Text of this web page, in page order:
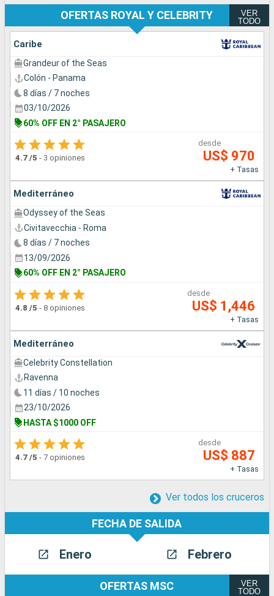
OFERTAS ROYAL Y CELEBRITY
VER
TODO
Caribe
Grandeur of the Seas
Colón - Panama
8 días / 7 noches
03/10/2026
60% OFF EN 2° PASAJERO
4.7 /5 - 3 opiniones
desde
US$ 970
+ Tasas
Mediterráneo
Odyssey of the Seas
Civitavecchia - Roma
8 días / 7 noches
13/09/2026
60% OFF EN 2° PASAJERO
4.8 /5 - 8 opiniones
desde
US$ 1,446
+ Tasas
Mediterráneo
Celebrity Constellation
Ravenna
11 días / 10 noches
23/10/2026
HASTA $1000 OFF
4.7 /5 - 7 opiniones
desde
US$ 887
+ Tasas
Ver todos los cruceros
FECHA DE SALIDA
Enero Febrero
OFERTAS MSC
VER
TODO